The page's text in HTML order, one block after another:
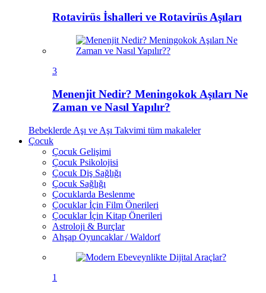
Rotavirüs İshalleri ve Rotavirüs Aşıları
3
Menenjit Nedir? Meningokok Aşıları Ne
Zaman ve Nasıl Yapılır?
Bebeklerde Aşı ve Aşı Takvimi tüm makaleler
Çocuk
Çocuk Gelişimi
Çocuk Psikolojisi
Çocuk Diş Sağlığı
Çocuk Sağlığı
Çocuklarda Beslenme
Çocuklar İçin Film Önerileri
Çocuklar İçin Kitap Önerileri
Astroloji & Burçlar
Ahşap Oyuncaklar / Waldorf
1